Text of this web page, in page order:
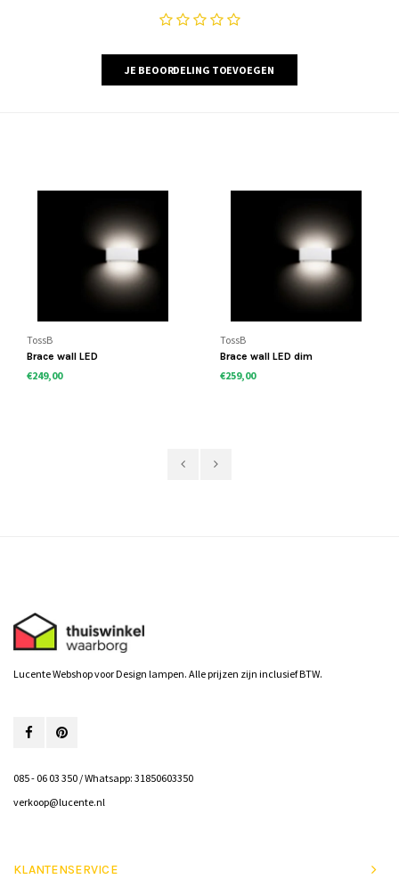
JE BEOORDELING TOEVOEGEN
TossB
Brace wall LED
€249,00
TossB
Brace wall LED dim
€259,00
Lucente Webshop voor Design lampen. Alle prijzen zijn inclusief BTW.
085 - 06 03 350 / Whatsapp: 31850603350
verkoop@lucente.nl
KLANTENSERVICE